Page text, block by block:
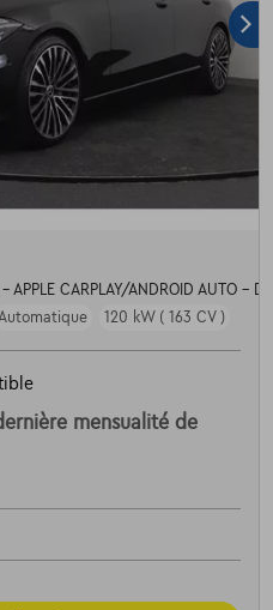
CARPLAY/ANDROID AUTO -
120 kW ( 163 CV )
mensualité de